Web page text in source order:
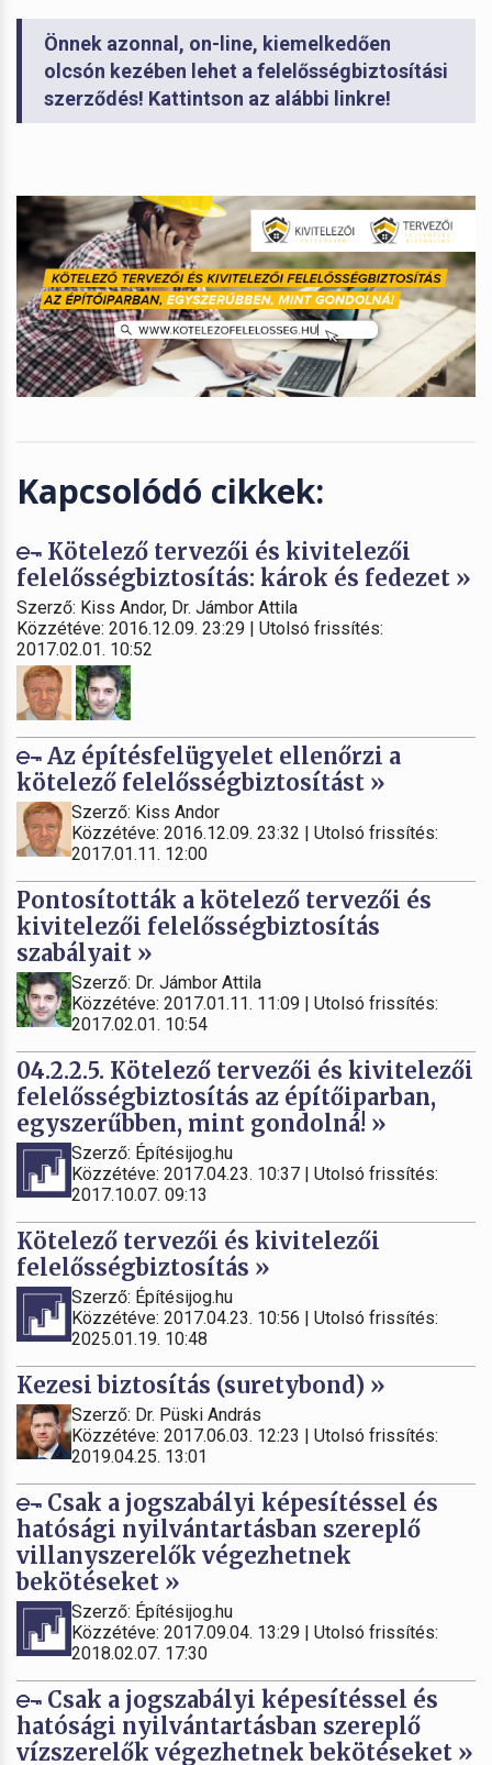
Önnek azonnal, on-line, kiemelkedően
olcsón kezében lehet a felelősségbiztosítási
szerződés! Kattintson az alábbi linkre!
Kapcsolódó cikkek:
Kötelező tervezői és kivitelezői
felelősségbiztosítás: károk és fedezet »
Szerző: Kiss Andor, Dr. Jámbor Attila
Közzétéve: 2016.12.09. 23:29 | Utolsó frissítés:
2017.02.01. 10:52
Az építésfelügyelet ellenőrzi a
kötelező felelősségbiztosítást »
Szerző: Kiss Andor
Közzétéve: 2016.12.09. 23:32 | Utolsó frissítés:
2017.01.11. 12:00
Pontosították a kötelező tervezői és
kivitelezői felelősségbiztosítás
szabályait »
Szerző: Dr. Jámbor Attila
Közzétéve: 2017.01.11. 11:09 | Utolsó frissítés:
2017.02.01. 10:54
04.2.2.5. Kötelező tervezői és kivitelezői
felelősségbiztosítás az építőiparban,
egyszerűbben, mint gondolná! »
Szerző: Építésijog.hu
Közzétéve: 2017.04.23. 10:37 | Utolsó frissítés:
2017.10.07. 09:13
Kötelező tervezői és kivitelezői
felelősségbiztosítás »
Szerző: Építésijog.hu
Közzétéve: 2017.04.23. 10:56 | Utolsó frissítés:
2025.01.19. 10:48
Kezesi biztosítás (suretybond) »
Szerző: Dr. Püski András
Közzétéve: 2017.06.03. 12:23 | Utolsó frissítés:
2019.04.25. 13:01
Csak a jogszabályi képesítéssel és
hatósági nyilvántartásban szereplő
villanyszerelők végezhetnek
bekötéseket »
Szerző: Építésijog.hu
Közzétéve: 2017.09.04. 13:29 | Utolsó frissítés:
2018.02.07. 17:30
Csak a jogszabályi képesítéssel és
hatósági nyilvántartásban szereplő
vízszerelők végezhetnek bekötéseket »